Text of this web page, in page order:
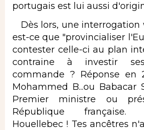
portugais est lui aussi
Dès lors, une interrogation
est-ce que "provincialiser
contester celle-ci au plan
contraine à investir
commande ? Réponse en
Mohammed B...ou Babacar
Premier ministre ou
République
Houellebec ! Tes ancêtres